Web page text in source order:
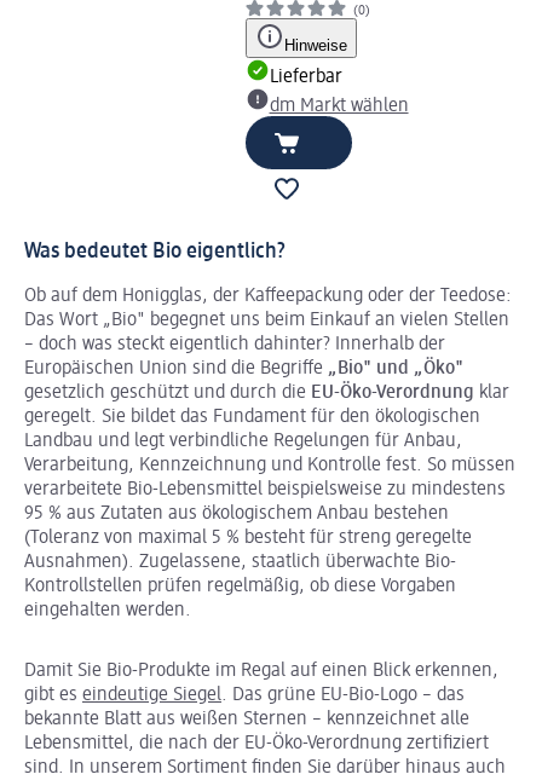
(0)
Hinweise
Lieferbar
dm Markt wählen
Was bedeutet Bio eigentlich?
Ob auf dem Honigglas, der Kaffeepackung oder der Teedose:
Das Wort „Bio" begegnet uns beim Einkauf an vielen Stellen
– doch was steckt eigentlich dahinter? Innerhalb der
Europäischen Union sind die Begriffe „Bio" und „Öko"
gesetzlich geschützt und durch die EU-Öko-Verordnung klar
geregelt. Sie bildet das Fundament für den ökologischen
Landbau und legt verbindliche Regelungen für Anbau,
Verarbeitung, Kennzeichnung und Kontrolle fest. So müssen
verarbeitete Bio-Lebensmittel beispielsweise zu mindestens
95 % aus Zutaten aus ökologischem Anbau bestehen
(Toleranz von maximal 5 % besteht für streng geregelte
Ausnahmen). Zugelassene, staatlich überwachte Bio-
Kontrollstellen prüfen regelmäßig, ob diese Vorgaben
eingehalten werden.
Damit Sie Bio-Produkte im Regal auf einen Blick erkennen,
gibt es eindeutige Siegel. Das grüne EU-Bio-Logo – das
bekannte Blatt aus weißen Sternen – kennzeichnet alle
Lebensmittel, die nach der EU-Öko-Verordnung zertifiziert
sind. In unserem Sortiment finden Sie darüber hinaus auch